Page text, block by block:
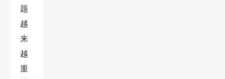
题
越
来
越
重